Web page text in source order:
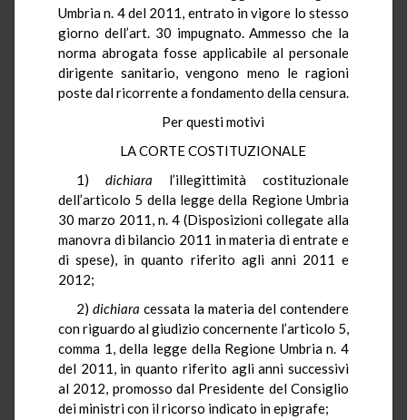
Umbria n. 4 del 2011, entrato in vigore lo stesso
giorno dell’art. 30 impugnato. Ammesso che la
norma abrogata fosse applicabile al personale
dirigente sanitario, vengono meno le ragioni
poste dal ricorrente a fondamento della censura.
Per questi motivi
LA CORTE COSTITUZIONALE
1) dichiara l’illegittimità costituzionale
dell’articolo 5 della legge della Regione Umbria
30 marzo 2011, n. 4 (Disposizioni collegate alla
manovra di bilancio 2011 in materia di entrate e
di spese), in quanto riferito agli anni 2011 e
2012;
2) dichiara cessata la materia del contendere
con riguardo al giudizio concernente l’articolo 5,
comma 1, della legge della Regione Umbria n. 4
del 2011, in quanto riferito agli anni successivi
al 2012, promosso dal Presidente del Consiglio
dei ministri con il ricorso indicato in epigrafe;